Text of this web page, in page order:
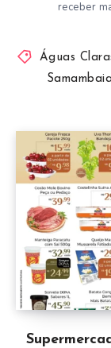
receber
Águas
Samambaia